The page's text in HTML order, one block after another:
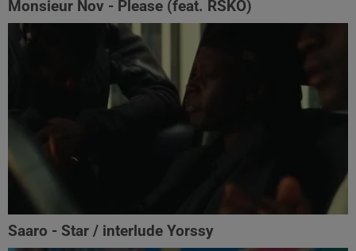
Monsieur Nov‬ - Please (feat. RSKO)
Saaro - Star / interlude Yorssy